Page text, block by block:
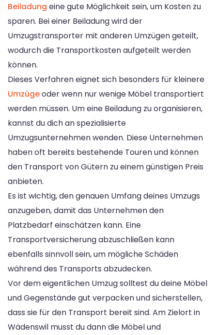
Beiladung eine gute Möglichkeit sein, um Kosten zu
sparen. Bei einer Beiladung wird der
Umzugstransporter mit anderen Umzügen geteilt,
wodurch die Transportkosten aufgeteilt werden
können.
Dieses Verfahren eignet sich besonders für kleinere
Umzügeoder wenn nur wenige Möbel transportiert
werden müssen. Um eine Beiladung zu organisieren,
kannst du dich an spezialisierte
Umzugsunternehmen wenden. Diese Unternehmen
haben oft bereits bestehende Touren und können
den Transport von Gütern zu einem günstigen Preis
anbieten.
Es ist wichtig, den genauen Umfang deines Umzugs
anzugeben, damit das Unternehmen den
Platzbedarf einschätzen kann. Eine
Transportversicherung abzuschließen kann
ebenfalls sinnvoll sein, um mögliche Schäden
während des Transports abzudecken.
Vor dem eigentlichen Umzug solltest du deine Möbel
und Gegenstände gut verpacken und sicherstellen,
dass sie für den Transport bereit sind. Am Zielort in
Wädenswil musst du dann die Möbel und